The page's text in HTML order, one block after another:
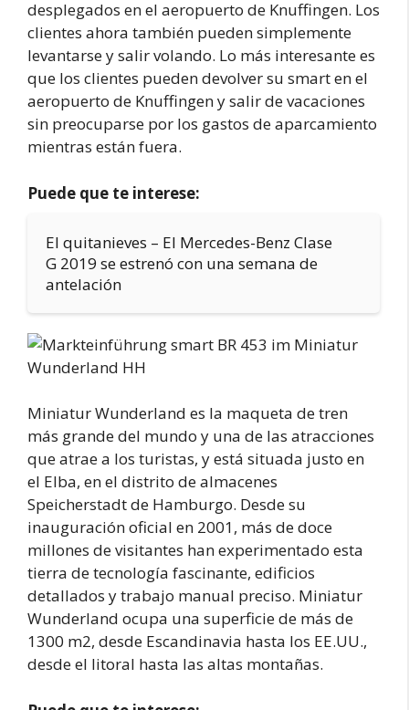
desplegados en el aeropuerto de Knuffingen. Los
clientes ahora también pueden simplemente
levantarse y salir volando. Lo más interesante es
que los clientes pueden devolver su smart en el
aeropuerto de Knuffingen y salir de vacaciones
sin preocuparse por los gastos de aparcamiento
mientras están fuera.
Puede que te interese:
El quitanieves – El Mercedes-Benz Clase
G 2019 se estrenó con una semana de
antelación
Miniatur Wunderland es la maqueta de tren
más grande del mundo y una de las atracciones
que atrae a los turistas, y está situada justo en
el Elba, en el distrito de almacenes
Speicherstadt de Hamburgo. Desde su
inauguración oficial en 2001, más de doce
millones de visitantes han experimentado esta
tierra de tecnología fascinante, edificios
detallados y trabajo manual preciso. Miniatur
Wunderland ocupa una superficie de más de
1300 m2, desde Escandinavia hasta los EE.UU.,
desde el litoral hasta las altas montañas.